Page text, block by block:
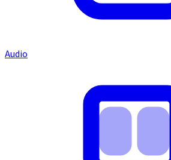
Audio